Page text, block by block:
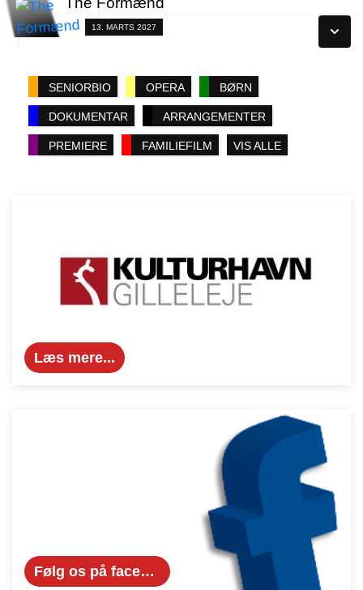
Se alle dage
13. MARTS 2027
Se alle dage
Læs mere
SENIORBIO OPERA BØRN
DOKUMENTAR ARRANGEMENTER
PREMIERE FAMILIEFILM VIS ALLE
Læs mere...
Følg os på facebook...